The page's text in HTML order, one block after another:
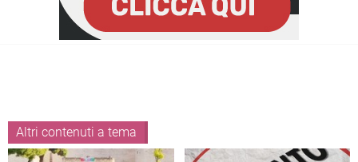
Altri contenuti a tema